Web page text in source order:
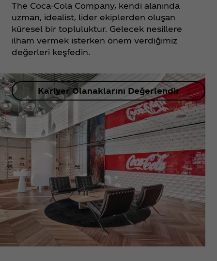
The Coca‑Cola Company, kendi alanında
uzman, idealist, lider ekiplerden oluşan
küresel bir topluluktur. Gelecek nesillere
ilham vermek isterken önem verdiğimiz
değerleri keşfedin.
Kariyer Olanaklarını Değerlendir